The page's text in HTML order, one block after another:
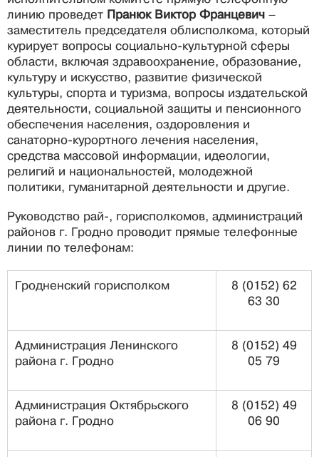
линию проведет Пранюк Виктор Францевич –
заместитель председателя облисполкома, который
курирует вопросы социально-культурной сферы
области, включая здравоохранение, образование,
культуру и искусство, развитие физической
культуры, спорта и туризма, вопросы издательской
деятельности, социальной защиты и пенсионного
обеспечения населения, оздоровления и
санаторно-курортного лечения населения,
средства массовой информации, идеологии,
религий и национальностей, молодежной
политики, гуманитарной деятельности и другие.
Руководство рай-, горисполкомов, администраций
районов г. Гродно проводит прямые телефонные
линии по телефонам:
Гродненский горисполком
8 (0152) 62
63 30
Администрация Ленинского
района г. Гродно
8 (0152) 49
05 79
Администрация Октябрьского
района г. Гродно
8 (0152) 49
06 90